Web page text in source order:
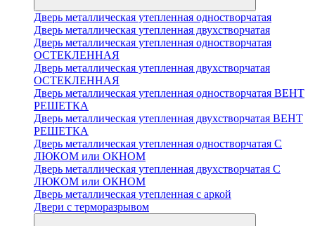
Дверь металлическая утепленная одностворчатая
Дверь металлическая утепленная двухстворчатая
Дверь металлическая утепленная одностворчатая
ОСТЕКЛЕННАЯ
Дверь металлическая утепленная двухстворчатая
ОСТЕКЛЕННАЯ
Дверь металлическая утепленная одностворчатая ВЕНТ
РЕШЕТКА
Дверь металлическая утепленная двухстворчатая ВЕНТ
РЕШЕТКА
Дверь металлическая утепленная одностворчатая С
ЛЮКОМ или ОКНОМ
Дверь металлическая утепленная двухстворчатая С
ЛЮКОМ или ОКНОМ
Дверь металлическая утепленная с аркой
Двери с терморазрывом